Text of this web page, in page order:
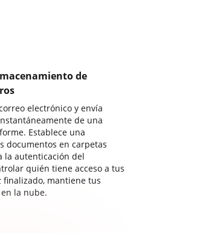
de
electrónico y envía
de una
Establece una
documentos en carpetas
la autenticación del
quién tiene acceso a tus
finalizado, mantiene tus
la nube.